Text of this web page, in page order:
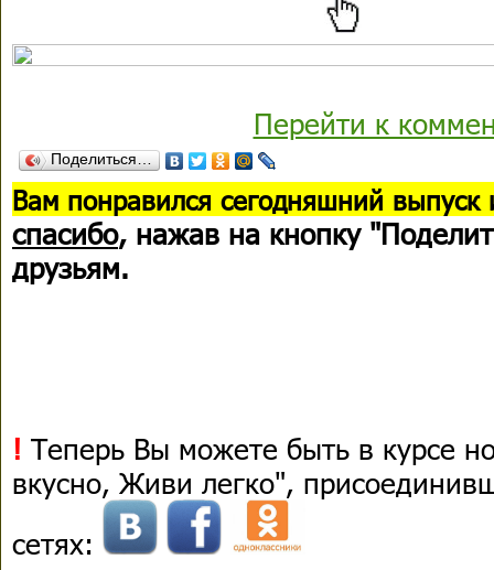
Перейти к
Поделиться…
Вам понравился сегодняшний выпуск
спасибо, нажав на кнопку
друзьям.
! Теперь Вы можете быть в курсе
вкусно, Живи легко",
сетях: